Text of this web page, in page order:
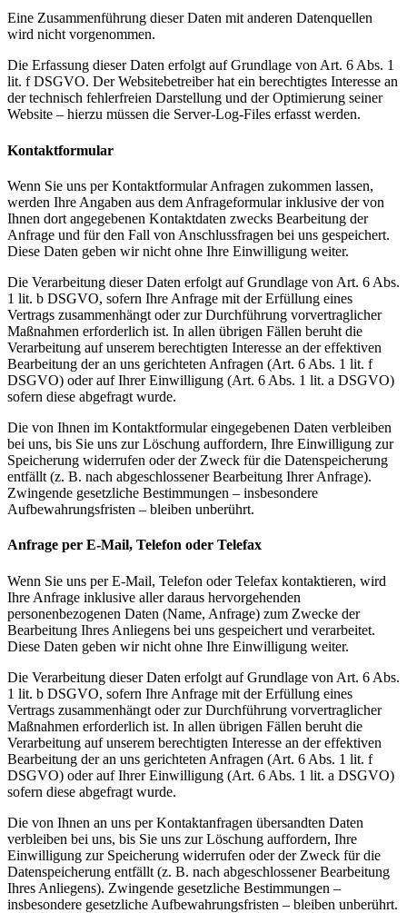
Eine Zusammenführung dieser Daten mit anderen Datenquellen
wird nicht vorgenommen.
Die Erfassung dieser Daten erfolgt auf Grundlage von Art. 6 Abs. 1
lit. f DSGVO. Der Websitebetreiber hat ein berechtigtes Interesse an
der technisch fehlerfreien Darstellung und der Optimierung seiner
Website – hierzu müssen die Server-Log-Files erfasst werden.
Kontaktformular
Wenn Sie uns per Kontaktformular Anfragen zukommen lassen,
werden Ihre Angaben aus dem Anfrageformular inklusive der von
Ihnen dort angegebenen Kontaktdaten zwecks Bearbeitung der
Anfrage und für den Fall von Anschlussfragen bei uns gespeichert.
Diese Daten geben wir nicht ohne Ihre Einwilligung weiter.
Die Verarbeitung dieser Daten erfolgt auf Grundlage von Art. 6 Abs.
1 lit. b DSGVO, sofern Ihre Anfrage mit der Erfüllung eines
Vertrags zusammenhängt oder zur Durchführung vorvertraglicher
Maßnahmen erforderlich ist. In allen übrigen Fällen beruht die
Verarbeitung auf unserem berechtigten Interesse an der effektiven
Bearbeitung der an uns gerichteten Anfragen (Art. 6 Abs. 1 lit. f
DSGVO) oder auf Ihrer Einwilligung (Art. 6 Abs. 1 lit. a DSGVO)
sofern diese abgefragt wurde.
Die von Ihnen im Kontaktformular eingegebenen Daten verbleiben
bei uns, bis Sie uns zur Löschung auffordern, Ihre Einwilligung zur
Speicherung widerrufen oder der Zweck für die Datenspeicherung
entfällt (z. B. nach abgeschlossener Bearbeitung Ihrer Anfrage).
Zwingende gesetzliche Bestimmungen – insbesondere
Aufbewahrungsfristen – bleiben unberührt.
Anfrage per E-Mail, Telefon oder Telefax
Wenn Sie uns per E-Mail, Telefon oder Telefax kontaktieren, wird
Ihre Anfrage inklusive aller daraus hervorgehenden
personenbezogenen Daten (Name, Anfrage) zum Zwecke der
Bearbeitung Ihres Anliegens bei uns gespeichert und verarbeitet.
Diese Daten geben wir nicht ohne Ihre Einwilligung weiter.
Die Verarbeitung dieser Daten erfolgt auf Grundlage von Art. 6 Abs.
1 lit. b DSGVO, sofern Ihre Anfrage mit der Erfüllung eines
Vertrags zusammenhängt oder zur Durchführung vorvertraglicher
Maßnahmen erforderlich ist. In allen übrigen Fällen beruht die
Verarbeitung auf unserem berechtigten Interesse an der effektiven
Bearbeitung der an uns gerichteten Anfragen (Art. 6 Abs. 1 lit. f
DSGVO) oder auf Ihrer Einwilligung (Art. 6 Abs. 1 lit. a DSGVO)
sofern diese abgefragt wurde.
Die von Ihnen an uns per Kontaktanfragen übersandten Daten
verbleiben bei uns, bis Sie uns zur Löschung auffordern, Ihre
Einwilligung zur Speicherung widerrufen oder der Zweck für die
Datenspeicherung entfällt (z. B. nach abgeschlossener Bearbeitung
Ihres Anliegens). Zwingende gesetzliche Bestimmungen –
insbesondere gesetzliche Aufbewahrungsfristen – bleiben unberührt.